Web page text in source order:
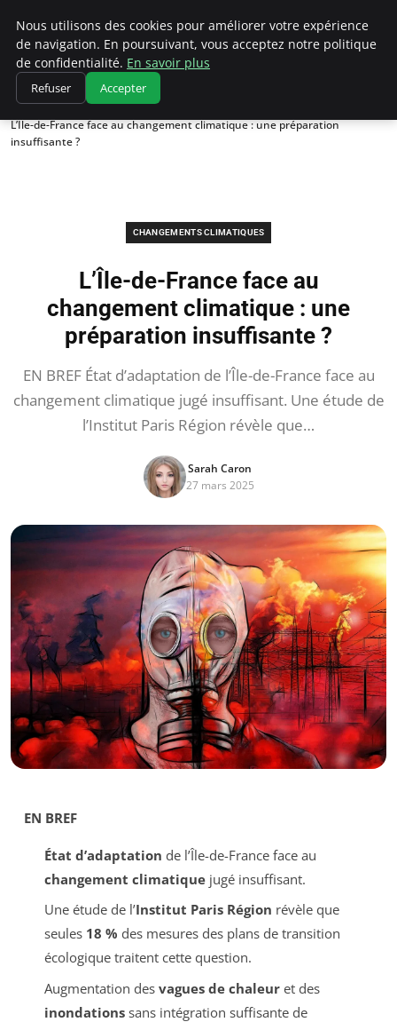
Climatedebtagents
Accueil
Changements climatiques
L’Île-de-France face au changement climatique : une préparation
insuffisante ?
CHANGEMENTS CLIMATIQUES
L’Île-de-France face au
changement climatique : une
préparation insuffisante ?
EN BREF État d’adaptation de l’Île-de-France face au
changement climatique jugé insuffisant. Une étude de
l’Institut Paris Région révèle que…
Sarah Caron
27 mars 2025
EN BREF
État d’adaptation de l’Île-de-France face au
changement climatiquejugé insuffisant.
Une étude de l’Institut Paris Région révèle que
seules 18 % des mesures des plans de transition
écologique traitent cette question.
Augmentation des vagues de chaleuret des
inondationssans intégration suffisante de
Nous utilisons des cookies pour améliorer votre expérience
de navigation. En poursuivant, vous acceptez notre politique
de confidentialité. En savoir plus
Refuser Accepter